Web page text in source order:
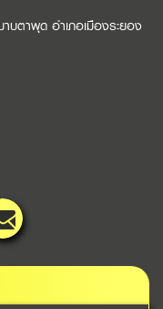
ตาพุด อำเภอเมืองระยอง